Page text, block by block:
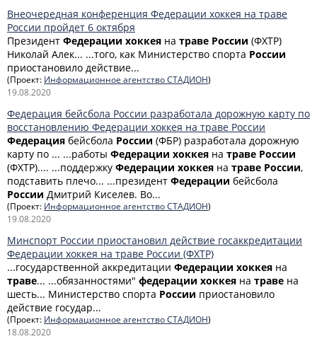
Внеочередная конференция Федерации хоккея на траве
России пройдет 6 октября
Президент Федерации хоккея на траве России (ФХТР)
Николай Алек... ...того, как Министерство спорта России
приостановило действие...
(Проект: Информационное агентство СТАДИОН)
19.08.2020
Федерация бейсбола России разработала дорожную карту по
восстановлению Федерации хоккея на траве России
Федерация бейсбола России (ФБР) разработала дорожную
карту по ... ...работы Федерации хоккея на траве России
(ФХТР).... ...поддержку Федерации хоккея на траве России,
подставить плечо... ...президент Федерации бейсбола
России Дмитрий Киселев. Во...
(Проект: Информационное агентство СТАДИОН)
19.08.2020
Минспорт России приостановил действие госаккредитации
Федерации хоккея на траве России (ФХТР)
...государственной аккредитации Федерации хоккея на
траве... ...обязанностями" федерации хоккея на траве на
шесть... Министерство спорта России приостановило
действие государ...
(Проект: Информационное агентство СТАДИОН)
18.08.2020